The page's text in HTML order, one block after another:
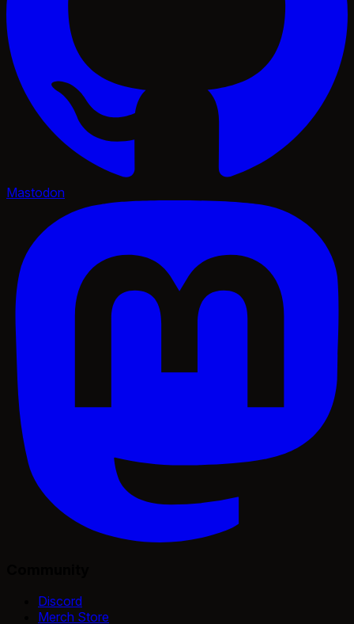
Mastodon
Discord
Merch Store